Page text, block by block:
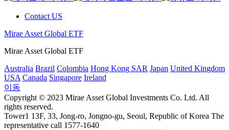
Contact US
Mirae Asset Global ETF
Mirae Asset Global ETF
Australia Brazil Colombia Hong Kong SAR Japan United Kingdom
USA Canada Singapore Ireland
이동
Copyright © 2023 Mirae Asset Global Investments Co. Ltd. All
rights reserved.
Tower1 13F, 33, Jong-ro, Jongno-gu, Seoul, Republic of Korea The
representative call 1577-1640